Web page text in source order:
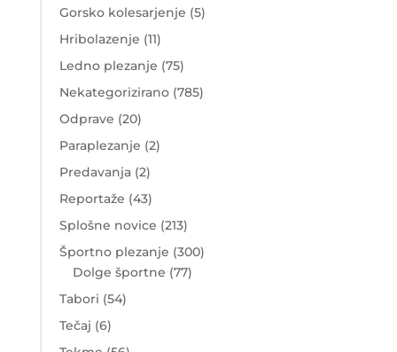
Gorsko kolesarjenje (5)
Hribolazenje (11)
Ledno plezanje (75)
Nekategorizirano(785)
Odprave (20)
Paraplezanje (2)
Predavanja(2)
Reportaže (43)
Splošne novice (213)
Športno plezanje (300)
Dolge športne (77)
Tabori (54)
Tečaj (6)